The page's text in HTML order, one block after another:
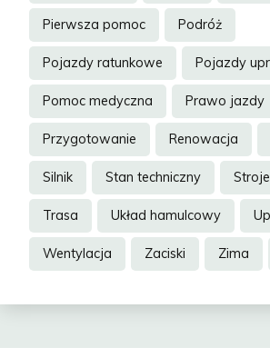
Pierwsza pomoc Podróż
Pojazdy ratunkowe Pojazdy
Pomoc medyczna Prawo jazdy
Przygotowanie Renowacja
Silnik Stan techniczny
Trasa Układ hamulcowy
Wentylacja Zaciski Zima